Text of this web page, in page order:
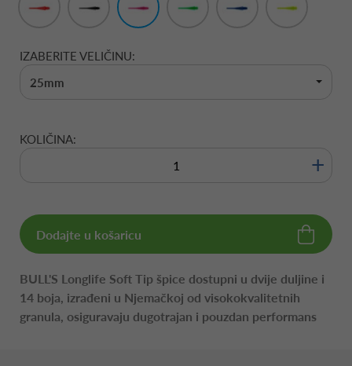
IZABERITE VELIČINU:
25mm
KOLIČINA:
+
Dodajte u košaricu
BULL'S Longlife Soft Tip špice dostupni u dvije duljine i
14 boja, izrađeni u Njemačkoj od visokokvalitetnih
granula, osiguravaju dugotrajan i pouzdan performans